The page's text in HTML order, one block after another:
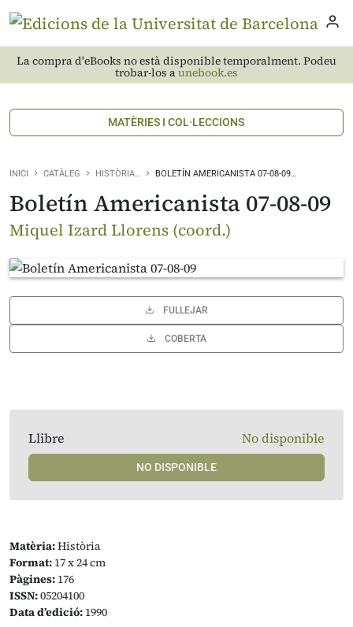
La compra d'eBooks no està disponible temporalment. Podeu
trobar-los aunebook.es
MATÈRIES I COL·LECCIONS
INICI CATÀLEG HISTÒRIA… BOLETÍN AMERICANISTA 07-08-09…
Boletín Americanista 07-08-09
Miquel Izard Llorens (coord.)
FULLEJAR
COBERTA
Matèria:Història
Format: 17 x 24 cm
Pàgines: 176
ISSN:05204100
Data d’edició: 1990
Llibre No disponible
NO DISPONIBLE